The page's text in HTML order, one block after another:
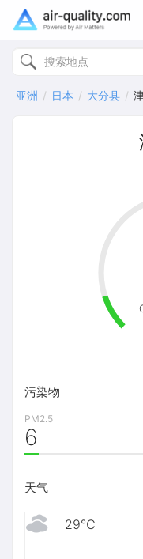
亚洲 日本 大分县
污染物
PM2.5
6
天气
29℃